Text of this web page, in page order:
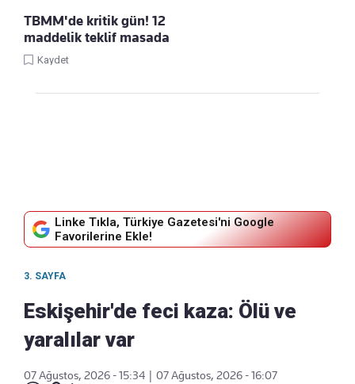
TBMM'de kritik gün! 12
maddelik teklif masada
Kaydet
Linke Tıkla, Türkiye Gazetesi'ni Google
Favorilerine Ekle!
3. SAYFA
Eskişehir'de feci kaza: Ölü ve
yaralılar var
07 Ağustos, 2026 - 15:34 | 07 Ağustos, 2026 - 16:07